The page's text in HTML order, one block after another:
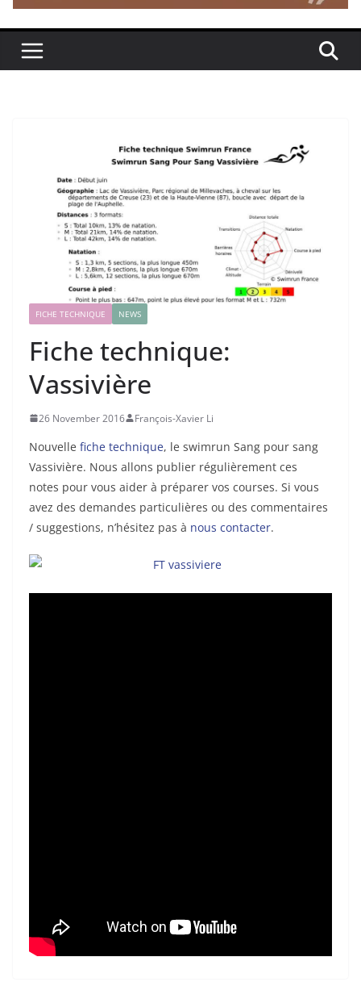
FICHE TECHNIQUE NEWS
Fiche technique:
Vassivière
26 November 2016 François-Xavier Li
Nouvelle fiche technique, le swimrun Sang pour sang
Vassivière. Nous allons publier régulièrement ces
notes pour vous aider à préparer vos courses. Si vous
avez des demandes particulières ou des commentaires
/ suggestions, n’hésitez pas à nous contacter.